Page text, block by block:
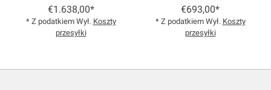
€1.638,00*
* Z podatkiem Wył. Koszty
przesyłki
€693,00*
* Z podatkiem Wył. Koszty
przesyłki